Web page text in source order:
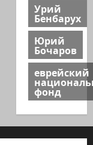
Урий
Бенбарух
Юрий
Бочаров
еврейский
фонд